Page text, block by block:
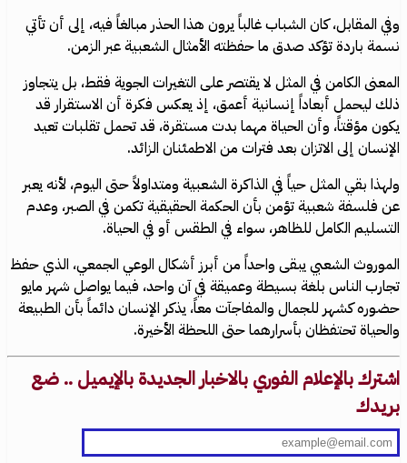
وفي المقابل، كان الشباب غالباً يرون هذا الحذر مبالغاً فيه، إلى أن تأتي
نسمة باردة تؤكد صدق ما حفظته الأمثال الشعبية عبر الزمن.
المعنى الكامن في المثل لا يقتصر على التغيرات الجوية فقط، بل يتجاوز
ذلك ليحمل أبعاداً إنسانية أعمق، إذ يعكس فكرة أن الاستقرار قد
يكون مؤقتاً، وأن الحياة مهما بدت مستقرة، قد تحمل تقلبات تعيد
الإنسان إلى الاتزان بعد فترات من الاطمئنان الزائد.
ولهذا بقي المثل حياً في الذاكرة الشعبية ومتداولاً حتى اليوم، لأنه يعبر
عن فلسفة شعبية تؤمن بأن الحكمة الحقيقية تكمن في الصبر، وعدم
التسليم الكامل للظاهر، سواء في الطقس أو في الحياة.
الموروث الشعبي يبقى واحداً من أبرز أشكال الوعي الجمعي، الذي حفظ
تجارب الناس بلغة بسيطة وعميقة في آن واحد، فيما يواصل شهر مايو
حضوره كشهر للجمال والمفاجآت معاً، يذكر الإنسان دائماً بأن الطبيعة
والحياة تحتفظان بأسرارهما حتى اللحظة الأخيرة.
اشترك بالإعلام الفوري بالاخبار الجديدة بالإيميل .. ضع
بريدك